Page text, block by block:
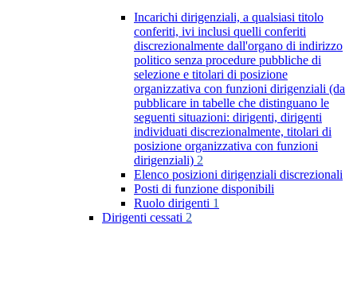
Incarichi dirigenziali, a qualsiasi titolo
conferiti, ivi inclusi quelli conferiti
discrezionalmente dall'organo di indirizzo
politico senza procedure pubbliche di
selezione e titolari di posizione
organizzativa con funzioni dirigenziali (da
pubblicare in tabelle che distinguano le
seguenti situazioni: dirigenti, dirigenti
individuati discrezionalmente, titolari di
posizione organizzativa con funzioni
dirigenziali) 2
Elenco posizioni dirigenziali discrezionali
Posti di funzione disponibili
Ruolo dirigenti 1
Dirigenti cessati 2